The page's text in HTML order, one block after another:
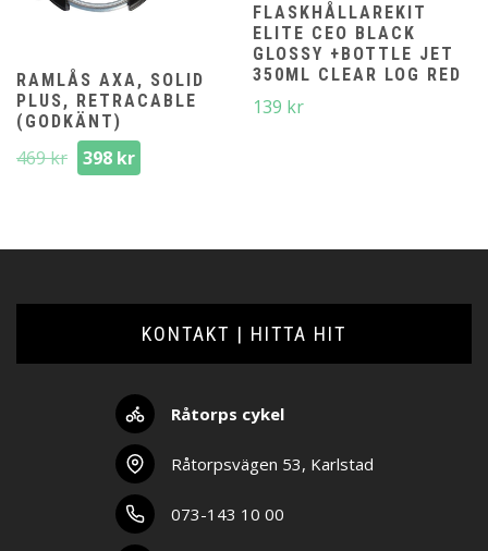
RAMLÅS AXA, SOLID
PLUS, RETRACABLE
(GODKÄNT)
469kr
Det
ursprungliga
469 kr.
398 kr
398 kr.
FLASKHÅLLAREKIT
ELITE CEO BLACK
GLOSSY +BOTTLE JET
350ML CLEAR LOG RED
139 kr
KONTAKT | HITTA HIT
Råtorps cykel
Råtorpsvägen 53, Karlstad
073-143 10 00